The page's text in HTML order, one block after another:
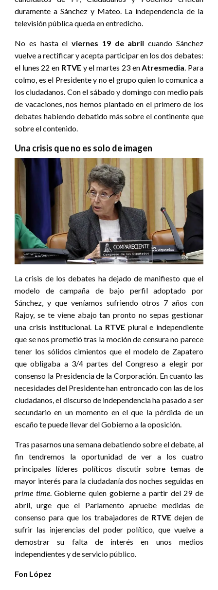
duramente a Sánchez y Mateo. La independencia de la
televisión pública queda en entredicho.
No es hasta elviernes 19 de abril cuando Sánchez
vuelve a rectificar y acepta participar en los dos debates:
el lunes 22 en RTVEy el martes 23 enAtresmedia. Para
colmo, es el Presidente y no el grupo quien lo comunica a
los ciudadanos. Con el sábado y domingo con medio país
de vacaciones, nos hemos plantado en el primero de los
debates habiendo debatido más sobre el continente que
sobre el contenido.
Una crisis que no es solo de imagen
La crisis de los debates ha dejado de manifiesto que el
modelo de campaña de bajo perfil adoptado por
Sánchez, y que veníamos sufriendo otros 7 años con
Rajoy, se te viene abajo tan pronto no sepas gestionar
una crisis institucional. La RTVEplural e independiente
que se nos prometió tras la moción de censura no parece
tener los sólidos cimientos que el modelo de Zapatero
que obligaba a 3/4 partes del Congreso a elegir por
consenso la Presidencia de la Corporación. En cuanto las
necesidades del Presidente han entroncado con las de los
ciudadanos, el discurso de independencia ha pasado a ser
secundario en un momento en el que la pérdida de un
escaño te puede llevar del Gobierno a la oposición.
Tras pasarnos una semana debatiendo sobre el debate, al
fin tendremos la oportunidad de ver a los cuatro
principales líderes políticos discutir sobre temas de
mayor interés para la ciudadanía dos noches seguidas en
prime time. Gobierne quien gobierne a partir del 29 de
abril, urge que el Parlamento apruebe medidas de
consenso para que los trabajadores de RTVE dejen de
sufrir las injerencias del poder político, que vuelve a
demostrar su falta de interés en unos medios
independientes y de servicio público.
Fon López